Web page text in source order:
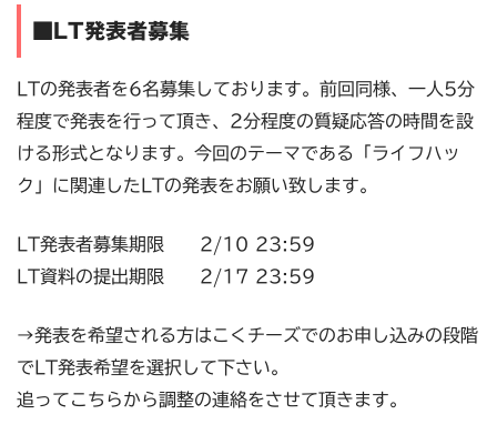
■LT発表者募集
LTの発表者を6名募集しております。前回同様、一人5分
程度で発表を行って頂き、2分程度の質疑応答の時間を設
ける形式となります。今回のテーマである「ライフハッ
ク」に関連したLTの発表をお願い致します。
LT発表者募集期限 2/10 23:59
LT資料の提出期限 2/17 23:59
→発表を希望される方はこくチーズでのお申し込みの段階
でLT発表希望を選択して下さい。
追ってこちらから調整の連絡をさせて頂きます。